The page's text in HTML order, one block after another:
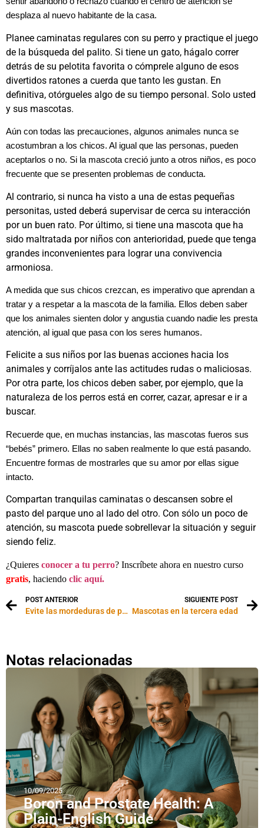
desplaza al nuevo habitante de la casa.
Planee caminatas regulares con su perro y practique el juego
de la búsqueda del palito. Si tiene un gato, hágalo correr
detrás de su pelotita favorita o cómprele alguno de esos
divertidos ratones a cuerda que tanto les gustan. En
definitiva, otórgueles algo de su tiempo personal. Solo usted
y sus mascotas.
Aún con todas las precauciones, algunos animales nunca se
acostumbran a los chicos. Al igual que las personas, pueden
aceptarlos o no. Si la mascota creció junto a otros niños, es poco
frecuente que se presenten problemas de conducta.
Al contrario, si nunca ha visto a una de estas pequeñas
personitas, usted deberá supervisar de cerca su interacción
por un buen rato. Por último, si tiene una mascota que ha
sido maltratada por niños con anterioridad, puede que tenga
grandes inconvenientes para lograr una convivencia
armoniosa.
A medida que sus chicos crezcan, es imperativo que aprendan a
tratar y a respetar a la mascota de la familia. Ellos deben saber
que los animales sienten dolor y angustia cuando nadie les presta
atención, al igual que pasa con los seres humanos.
Felicite a sus niños por las buenas acciones hacia los
animales y corríjalos ante las actitudes rudas o maliciosas.
Por otra parte, los chicos deben saber, por ejemplo, que la
naturaleza de los perros está en correr, cazar, apresar e ir a
buscar.
Recuerde que, en muchas instancias, las mascotas fueros sus
“bebés” primero. Ellas no saben realmente lo que está pasando.
Encuentre formas de mostrarles que su amor por ellas sigue
intacto.
Compartan tranquilas caminatas o descansen sobre el
pasto del parque uno al lado del otro. Con sólo un poco de
atención, su mascota puede sobrellevar la situación y seguir
siendo feliz.
¿Quieres conocer a tu perro? Inscríbete ahora en nuestro curso
gratis, haciendo clic aquí.
POST ANTERIOR
Evite las mordeduras de perros
SIGUIENTE POST
Mascotas en la tercera edad
Notas relacionadas
10/09/2025
Boron and Prostate Health: A
Plain-English Guide